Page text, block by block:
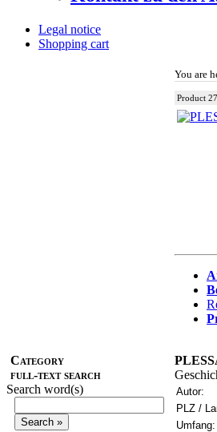
Legal notice
Shopping cart
Category
full-text search
Search word(s)
You are
Product
Autor:
PLZ /
Umfang: